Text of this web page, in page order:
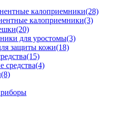
калоприемники(28)
калоприемники(3)
(20)
для уростомы(3)
защиты кожи(18)
(15)
(4)
(8)